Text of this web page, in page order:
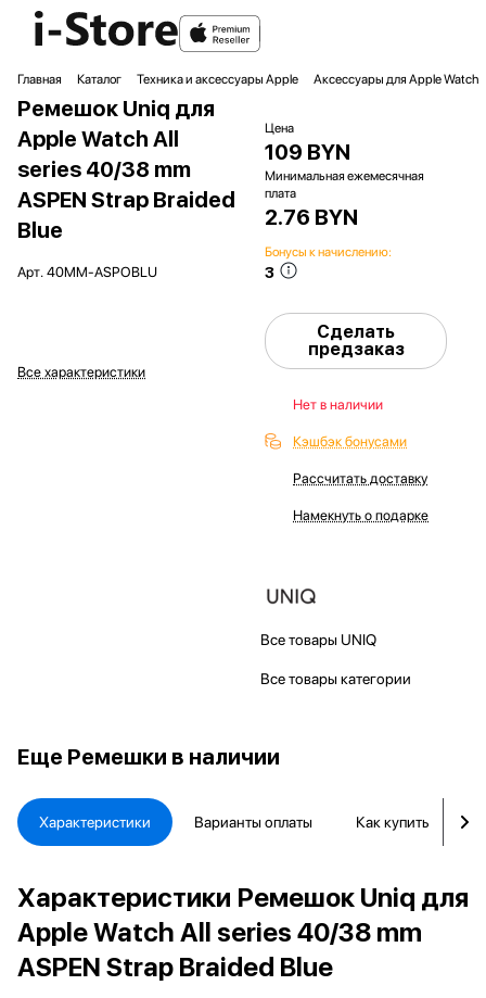
Главная Каталог Техника и аксессуары Apple Аксессуары для Apple Watch
Ремешок Uniq для
Apple Watch All
series 40/38 mm
ASPEN Strap Braided
Blue
Арт. 40MM-ASPOBLU
Все характеристики
Цена
109 BYN
Минимальная ежемесячная
плата
2.76 BYN
Бонусы к начислению:
3
Сделать
предзаказ
Нет в наличии
Кэшбэк бонусами
Рассчитать доставку
Намекнуть о подарке
Все товары UNIQ
Все товары категории
Еще Ремешки в наличии
Характеристики Варианты оплаты Как купить
Характеристики Ремешок Uniq для
Apple Watch All series 40/38 mm
ASPEN Strap Braided Blue